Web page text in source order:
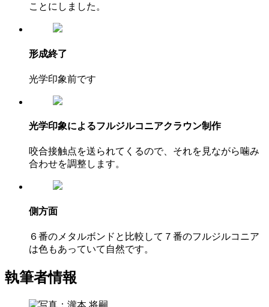
ことにしました。
形成終了
光学印象前です
光学印象によるフルジルコニアクラウン制作
咬合接触点を送られてくるので、それを見ながら噛み
合わせを調整します。
側方面
６番のメタルボンドと比較して７番のフルジルコニア
は色もあっていて自然です。
執筆者情報